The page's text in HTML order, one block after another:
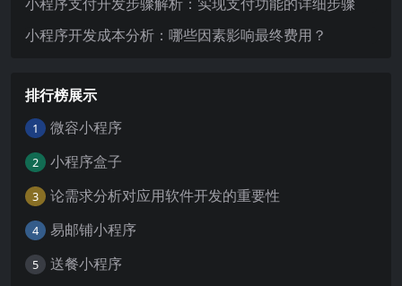
小程序开发成本分析：哪些因素影响最终费用？
排行榜展示
1 微容小程序
2 小程序盒子
3 论需求分析对应用软件开发的重要性
4 易邮铺小程序
5 送餐小程序